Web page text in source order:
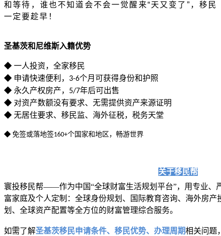
和等待，谁也不知道会不会一觉醒来“天又变了”，移民
一定要趁早！
圣基茨和尼维斯入籍优势
◆ 一人投资，全家移民
◆ 申请快速便利， 3-6个月可获得身份和护照
◆ 永久产权房产， 5/7年后可出售
◆ 对资产数额没有要求、无需提供资产来源证明
◆ 无居住要求、移民监、海外征税，税务天堂
◆ 免签或落地签160+个国家和地区，畅游世界
关于移民帮
寰投移民帮——作为中国“全球财富生活规划平台”，用专业、
富家庭及个人定制：全球身份规划、国际教育咨询、海外房产
划、全球资产配置等全方位的财富管理综合服务。
如需了解圣基茨移民申请条件、移民优势、办理周期相关问题